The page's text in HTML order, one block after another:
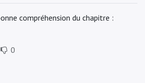
compréhension du chapitre :
0